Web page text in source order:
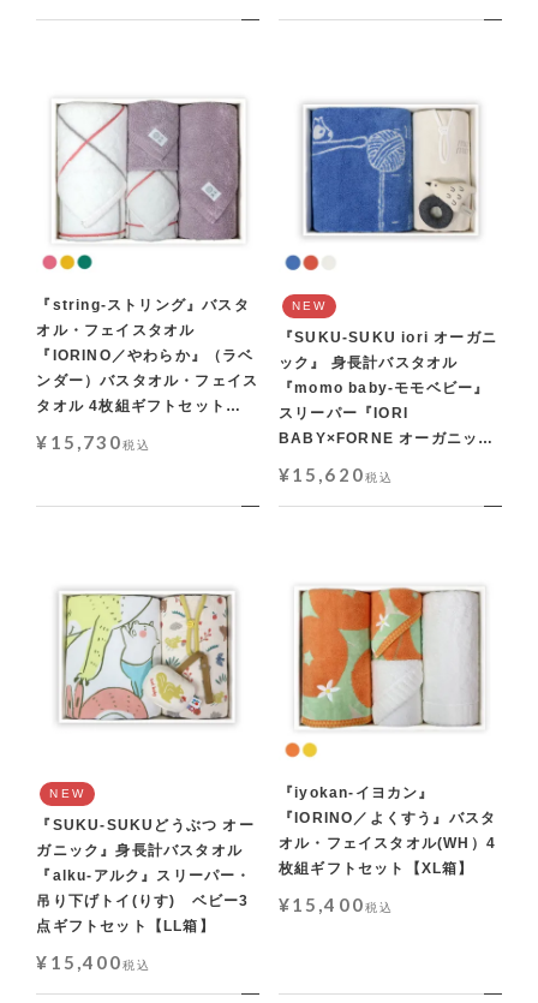
『string-ストリング』バスタ
オル・フェイスタオル
『IORINO／やわらか』（ラベ
ンダー）バスタオル・フェイス
タオル 4枚組ギフトセット
¥ 15,730税込
NEW
『SUKU-SUKU iori オーガニ
ック』 身長計バスタオル
『momo baby-モモベビー』
スリーパー『IORI
BABY×FORNE オーガニッ
ギフトセット【LL箱】
¥15,620税込
NEW
『SUKU-SUKUどうぶつ オー
ガニック』身長計バスタオル
『alku-アルク』スリーパー・
吊り下げトイ(りす) ベビー3
点ギフトセット【LL箱】
¥ 15,400税込
『iyokan-イヨカン』
『IORINO／よくすう』バスタ
オル・フェイスタオル(WH）4
枚組ギフトセット【XL箱】
¥15,400税込